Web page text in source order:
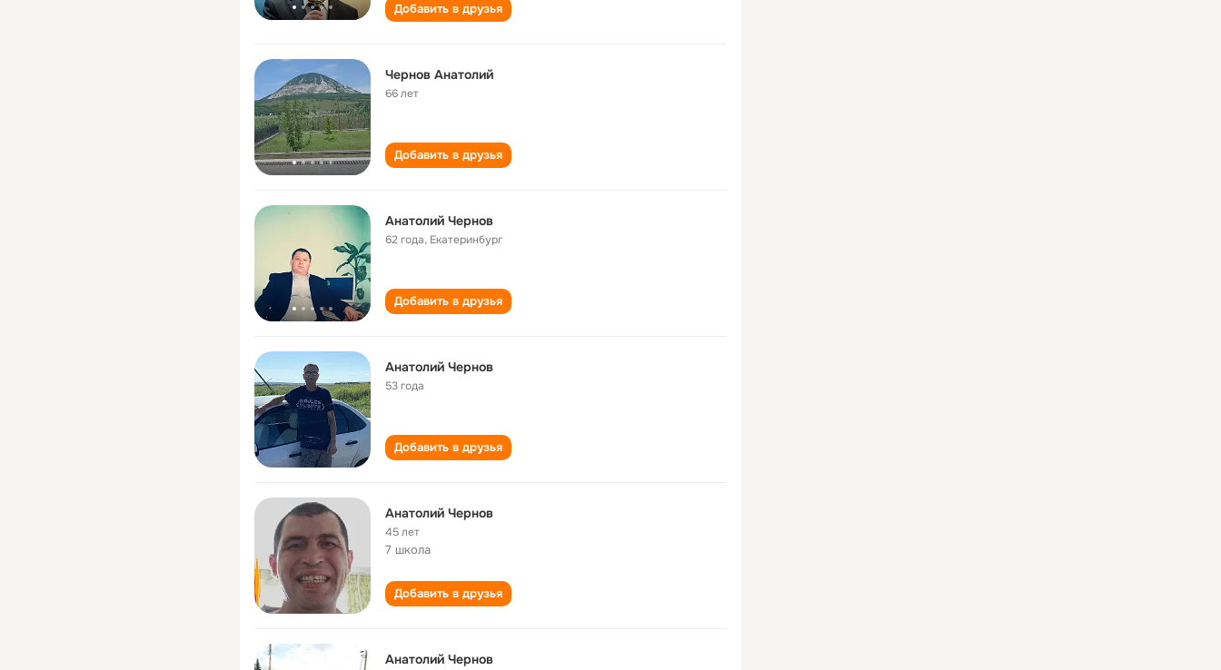
Добавить в друзья
Чернов Анатолий
66 лет
Добавить в друзья
Анатолий Чернов
62 года, Екатеринбург
Добавить в друзья
Анатолий Чернов
53 года
Добавить в друзья
Анатолий Чернов
45 лет
7 школа
Добавить в друзья
Анатолий Чернов